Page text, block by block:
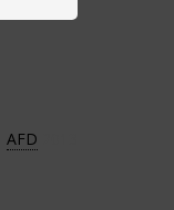
AFD